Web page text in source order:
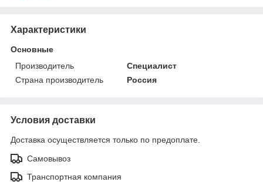
Характеристики
Основные
Производитель
Специалист
Страна производитель
Россия
Условия доставки
Доставка осуществляется только по предоплате.
Самовывоз
Транспортная компания